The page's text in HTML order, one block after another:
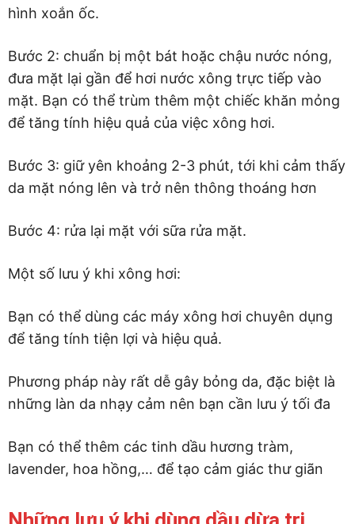
hình xoắn ốc.
Bước 2: chuẩn bị một bát hoặc chậu nước nóng,
đưa mặt lại gần để hơi nước xông trực tiếp vào
mặt. Bạn có thể trùm thêm một chiếc khăn mỏng
để tăng tính hiệu quả của việc xông hơi.
Bước 3: giữ yên khoảng 2-3 phút, tới khi cảm thấy
da mặt nóng lên và trở nên thông thoáng hơn
Bước 4: rửa lại mặt với sữa rửa mặt.
Một số lưu ý khi xông hơi:
Bạn có thể dùng các máy xông hơi chuyên dụng
để tăng tính tiện lợi và hiệu quả.
Phương pháp này rất dễ gây bỏng da, đặc biệt là
những làn da nhạy cảm nên bạn cần lưu ý tối đa
Bạn có thể thêm các tinh dầu hương tràm,
lavender, hoa hồng,… để tạo cảm giác thư giãn